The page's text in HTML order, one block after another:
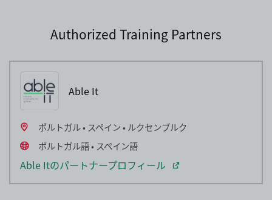
Authorized Training Partners
Able It
ポルトガル • スペイン • ルクセンブルク
ポルトガル語 • スペイン語
Able Itのパートナープロフィール